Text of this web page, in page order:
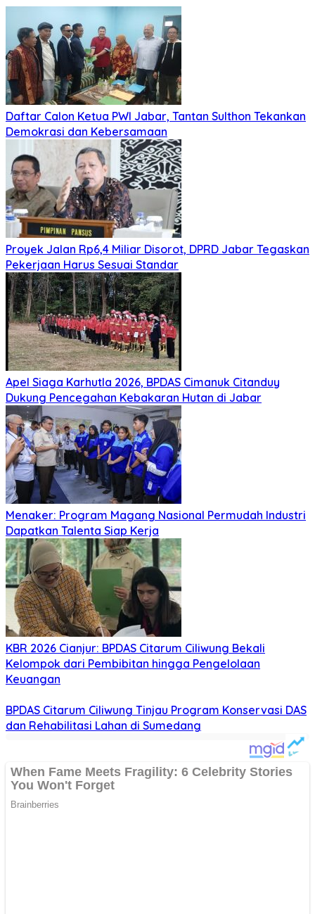
Daftar Calon Ketua PWI Jabar, Tantan Sulthon Tekankan
Demokrasi dan Kebersamaan
Proyek Jalan Rp6,4 Miliar Disorot, DPRD Jabar Tegaskan
Pekerjaan Harus Sesuai Standar
Apel Siaga Karhutla 2026, BPDAS Cimanuk Citanduy
Dukung Pencegahan Kebakaran Hutan di Jabar
Menaker: Program Magang Nasional Permudah Industri
Dapatkan Talenta Siap Kerja
KBR 2026 Cianjur: BPDAS Citarum Ciliwung Bekali
Kelompok dari Pembibitan hingga Pengelolaan
Keuangan
BPDAS Citarum Ciliwung Tinjau Program Konservasi DAS
dan Rehabilitasi Lahan di Sumedang